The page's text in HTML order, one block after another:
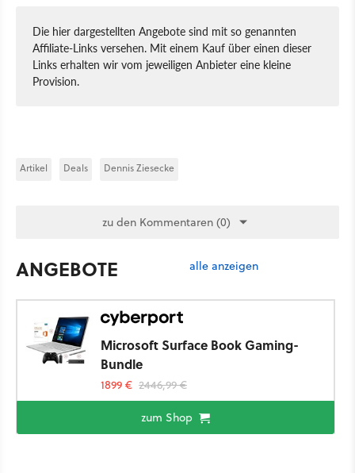
Die hier dargestellten Angebote sind mit so genannten
Affiliate-Links versehen. Mit einem Kauf über einen dieser
Links erhalten wir vom jeweiligen Anbieter eine kleine
Provision.
Artikel Deals Dennis Ziesecke
zu den Kommentaren (0)
ANGEBOTE alle anzeigen
Microsoft Surface Book Gaming-
Bundle
1899 € 2446,99 €
zum Shop